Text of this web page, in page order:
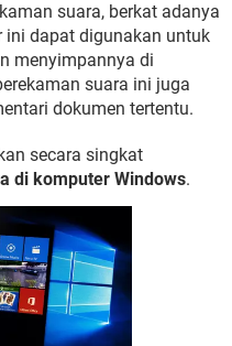
suara, berkat adanya
ini dapat digunakan untuk
menyimpannya di
suara ini juga
dokumen tertentu.
secara singkat
di komputer Windows.